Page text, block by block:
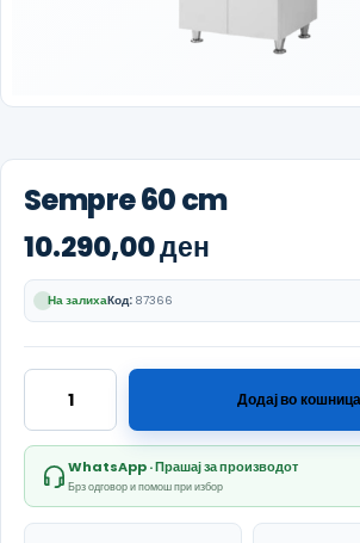
Sempre 60 cm
10.290,00ден
На залихаКод: 87366
Sempre 60 cm количина
Додај во кошница
WhatsApp · Прашај за производот
Брз одговор и помош при избор